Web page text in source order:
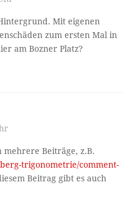
Mit eigenen
zum ersten Mal in
am Bozner Platz?
mehrere Beiträge, z.B.
trigonometrie/comment-
Beitrag gibt es auch